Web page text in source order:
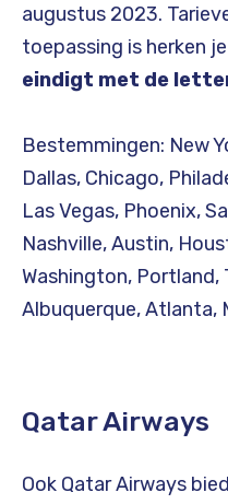
augustus 2023.
toepassing is herken
eindigt met de
Bestemmingen: New
Dallas, Chicago,
Las Vegas, Phoenix,
Nashville, Austin,
Washington, Portland,
Albuquerque, Atlanta,
Qatar Airways
Ook Qatar Airways